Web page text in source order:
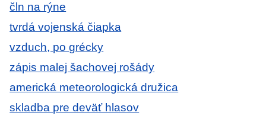
čln na rýne
tvrdá vojenská čiapka
vzduch, po grécky
zápis malej šachovej rošády
americká meteorologická družica
skladba pre deväť hlasov